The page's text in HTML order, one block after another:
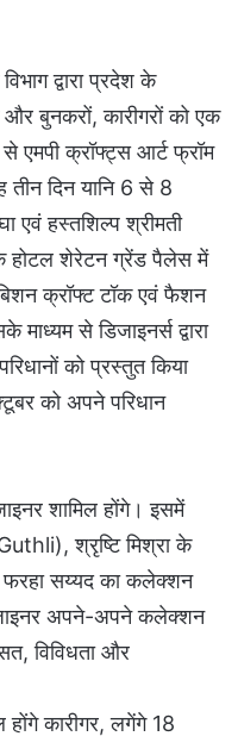
द्वारा प्रदेश के
बुनकरों, कारीगरों को एक
से एमपी क्रॉफ्ट्स आर्ट फ्रॉम
तीन दिन यानि 6 से 8
हस्तशिल्प श्रीमती
के होटल शेरेटन ग्रेंड पैलेस में
क्रॉफ्ट टॉक एवं फैशन
से डिजाइनर्स द्वारा
को प्रस्तुत किया
को अपने परिधान
शामिल होंगे। इसमें
श्रृष्टि मिश्रा के
सय्यद का कलेक्शन
अपने-अपने कलेक्शन
विविधता और
कारीगर, लगेंगे 18